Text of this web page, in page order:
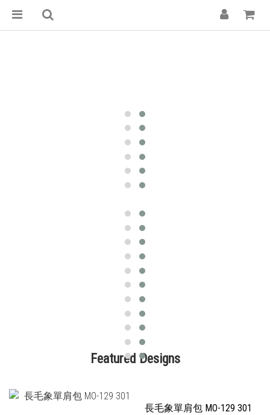
Featured Designs
長毛象單肩包 MO-129 301